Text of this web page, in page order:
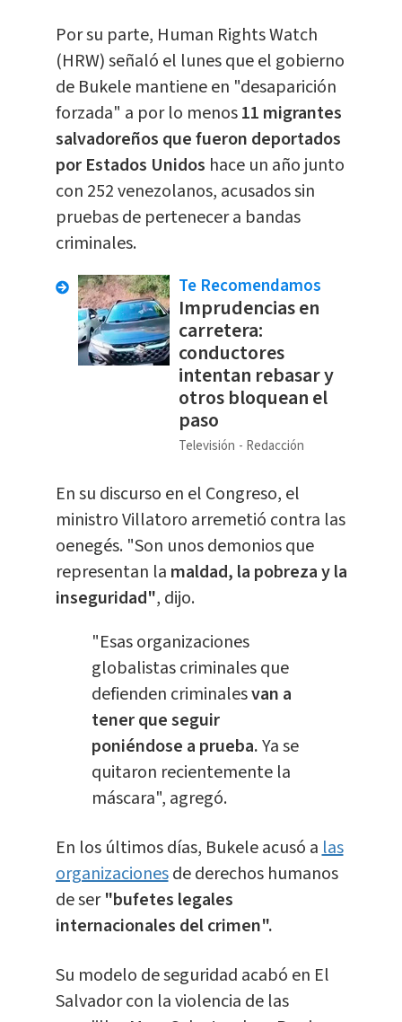
Por su parte, Human Rights Watch
(HRW) señaló el lunes que el gobierno
de Bukele mantiene en "desaparición
forzada" a por lo menos11 migrantes
salvadoreños que fueron deportados
por Estados Unidos hace un año junto
con 252 venezolanos, acusados sin
pruebas de pertenecer a bandas
criminales.
Te Recomendamos
Imprudencias en
carretera:
conductores
intentan rebasar y
otros bloquean el
paso
Televisión Redacción
En su discurso en el Congreso, el
ministro Villatoro arremetió contra las
oenegés. "Son unos demonios que
representan la maldad, la pobreza y la
inseguridad", dijo.
"Esas organizaciones
globalistas criminales que
defienden criminalesvan a
tener que seguir
poniéndose a prueba.Ya se
quitaron recientemente la
máscara", agregó.
En los últimos días, Bukele acusó alas
organizacionesde derechos humanos
de ser"bufetes legales
internacionales del crimen".
Su modelo de seguridad acabó en El
Salvador con la violencia de las